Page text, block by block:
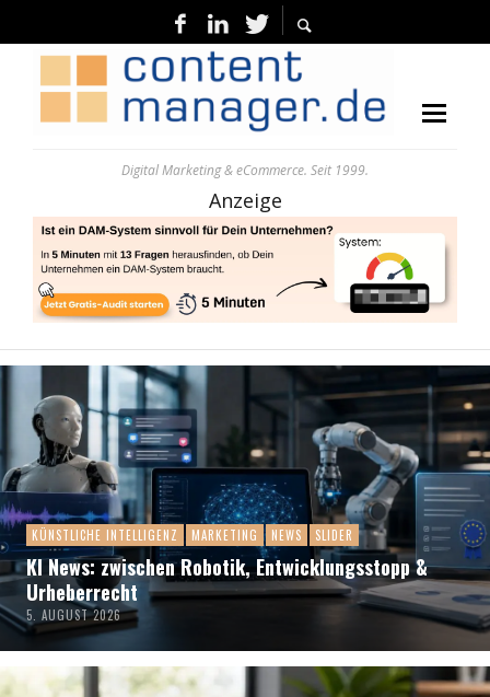
Digital Marketing & eCommerce. Seit 1999.
Anzeige
KÜNSTLICHE INTELLIGENZ MARKETING NEWS SLIDER
KI News: zwischen Robotik, Entwicklungsstopp &
Urheberrecht
5. AUGUST 2026